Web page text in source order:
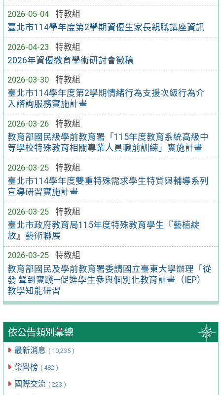
2026-05-04
特教組
臺北市114學年度第2學期資優生家長親職講座資訊
2026-04-23
特教組
2026年資優教育學術研討會徵稿
2026-03-30
特教組
臺北市114學年度第2學期情緒行為支援次級行為介
入諮詢服務實施計畫
2026-03-26
特教組
教育部國民級學前教育署「115年度教育系統高級中
等學校特殊教育相關專業人員職前訓練」實施計畫
2026-03-25
特教組
臺北市114學年度雙重特殊需求學生特質與輔導系列
宣導研習實施計畫
2026-03-25
特教組
臺北市政府教育局115年度特殊教育學生『藝植綻
放』藝術聯展
2026-03-25
特教組
教育部國民及學前教育署委請國立臺東大學辦理「從
發 聲到實踐—促進學生參與個別化教育計畫（IEP）
教學知能研習
依公告類別彙總
最新消息 ( 10,235 )
榮譽榜 ( 482 )
國際交流 ( 223 )